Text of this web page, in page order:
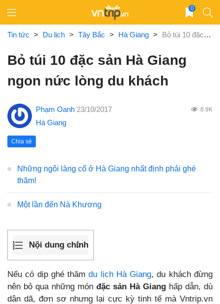
content
0
Tin tức > Du lịch > Tây Bắc > Hà Giang > Bỏ túi 10 đặc sản Hà Giang ngon nức lòng du khách
Bỏ túi 10 đặc sản Hà Giang
ngon nức lòng du khách
Phạm Oanh 23/10/2017 8.9K
Hà Giang
Chia sẻ
Những ngôi làng cổ ở Hà Giang nhất định phải ghé
thăm!
Một lần đến Nà Khương
Nội dung chính
Nếu có dịp ghé thămdu lịch Hà Giang, du khách đừng
nên bỏ qua những món đặc sản Hà Giang hấp dẫn, dù
dân dã, đơn sơ nhưng lại cực kỳ tinh tế mà Vntrip.vn